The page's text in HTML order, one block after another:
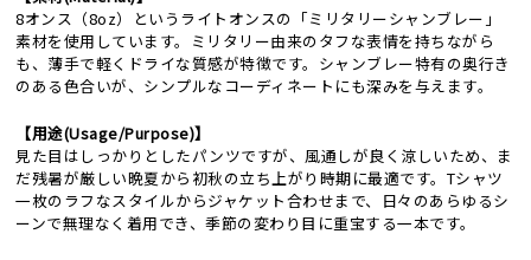
8オンス（8oz）というライトオンスの「ミリタリーシャンブレー」
素材を使用しています。ミリタリー由来のタフな表情を持ちながら
も、薄手で軽くドライな質感が特徴です。シャンブレー特有の奥行き
のある色合いが、シンプルなコーディネートにも深みを与えます。
【用途(Usage/Purpose)】
見た目はしっかりとしたパンツですが、風通しが良く涼しいため、ま
だ残暑が厳しい晩夏から初秋の立ち上がり時期に最適です。Tシャツ
一枚のラフなスタイルからジャケット合わせまで、日々のあらゆるシ
ーンで無理なく着用でき、季節の変わり目に重宝する一本です。